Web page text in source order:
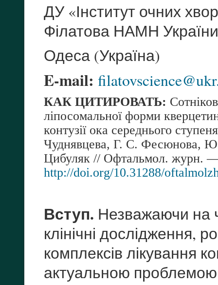
ДУ «Інститут очних
Філатова НАМН
Одеса (Україна)
E-mail:
КАК ЦИТИРОВАТЬ:
ліпосомальної форми
контузії ока середнього
Чуднявцева, Г. С. Фесюнова,
Цибуляк // Офтальмол.
http://doi.org/10.31288/
Вступ. Незважаючи на
клінічні дослідження,
комплексів лікування
актуальною